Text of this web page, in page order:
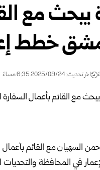
مع
خطط
اخر تحديث: 2025/09/24 6:35 مساءً
السهيان مع القائم بأعمال
في المحافظة والتحديات